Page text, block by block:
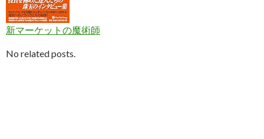
新マーケットの魔術師
No related posts.